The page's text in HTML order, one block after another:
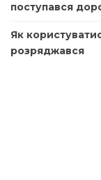
поступався
Як
розряджався